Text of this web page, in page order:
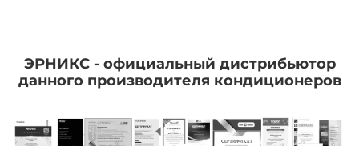
ЭРНИКС - официальный дистрибьютор
данного производителя кондиционеров